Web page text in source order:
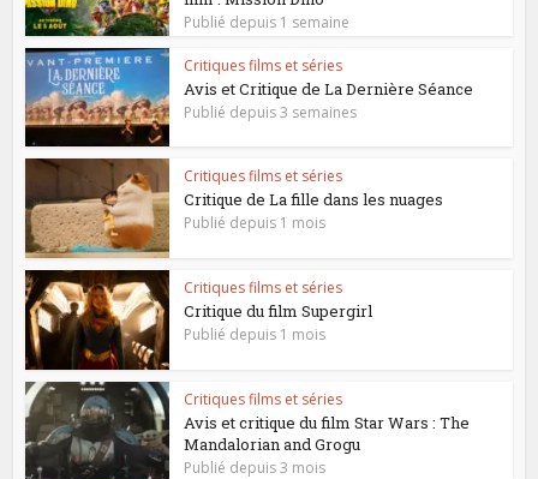
Publié depuis 1 semaine
Critiques films et séries
Avis et Critique de La Dernière Séance
Publié depuis 3 semaines
Critiques films et séries
Critique de La fille dans les nuages
Publié depuis 1 mois
Critiques films et séries
Critique du film Supergirl
Publié depuis 1 mois
Critiques films et séries
Avis et critique du film Star Wars : The
Mandalorian and Grogu
Publié depuis 3 mois